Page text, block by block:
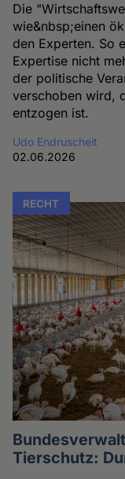
Die
wie&nbsp;einen
den Experten. So
Expertise nicht
der politische
verschoben wird,
entzogen ist.
Udo Endruscheit
02.06.2026
RECHT
Tierschutz: